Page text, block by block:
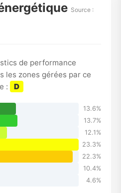
Source :
de performance
les zones gérées par ce
:
D
13.6%
13.7%
12.1%
23.3%
22.3%
10.4%
4.6%